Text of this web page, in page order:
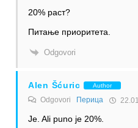
20% раст?
Питање приоритета.
Odgovori
Alen Šćuric Author
Odgovori Перица
Je. Ali puno je 20%.